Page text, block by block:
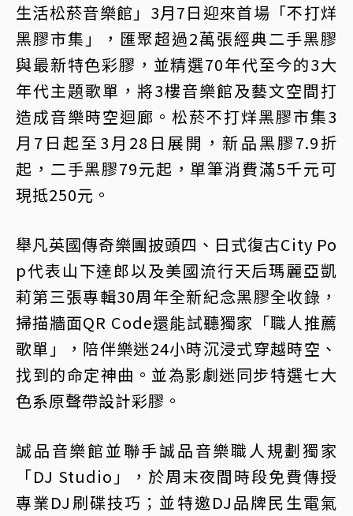
生活松菸音樂館」3月7日迎來首場「不打烊
黑膠市集」，匯聚超過2萬張經典二手黑膠
與最新特色彩膠，並精選70年代至今的3大
年代主題歌單，將3樓音樂館及藝文空間打
造成音樂時空迴廊。松菸不打烊黑膠市集3
月7日起至3月28日展開，新品黑膠7.9折
起，二手黑膠79元起，單筆消費滿5千元可
現抵250元。
舉凡英國傳奇樂團披頭四、日式復古City Po
p代表山下達郎以及美國流行天后瑪麗亞凱
莉第三張專輯30周年全新紀念黑膠全收錄，
掃描牆面QR Code還能試聽獨家「職人推薦
歌單」，陪伴樂迷24小時沉浸式穿越時空、
找到的命定神曲。並為影劇迷同步特選七大
色系原聲帶設計彩膠。
誠品音樂館並聯手誠品音樂職人規劃獨家
「DJ Studio」，於周末夜間時段免費傳授
專業DJ刷碟技巧；並特邀DJ品牌民生電氣